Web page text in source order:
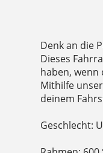
Denk an die
Dieses
haben, wenn
Mithilfe
deinem
Geschlecht: